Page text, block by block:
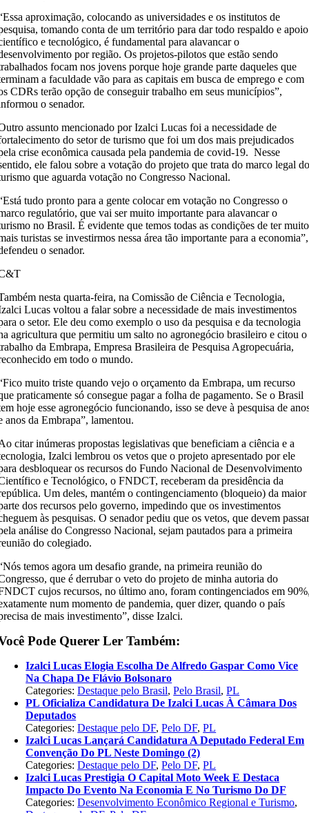
aproximação, colocando as universidades e os institutos de
tomando conta de um território para dar todo respaldo e apoio
e tecnológico, é fundamental para alavancar o
por região. Os projetos-pilotos que estão sendo
focam nos jovens porque hoje grande parte daqueles que
a faculdade vão para as capitais em busca de emprego e com
CDRs terão opção de conseguir trabalho em seus municípios”,
o senador.
assunto mencionado por Izalci Lucas foi a necessidade de
do setor de turismo que foi um dos mais prejudicados
crise econômica causada pela pandemia de covid-19. Nesse
ele falou sobre a votação do projeto que trata do marco legal
que aguarda votação no Congresso Nacional.
tudo pronto para a gente colocar em votação no Congresso o
regulatório, que vai ser muito importante para alavancar o
no Brasil. É evidente que temos todas as condições de ter muito
turistas se investirmos nessa área tão importante para a economia”,
o senador.
nesta quarta-feira, na Comissão de Ciência e Tecnologia,
Lucas voltou a falar sobre a necessidade de mais investimentos
o setor. Ele deu como exemplo o uso da pesquisa e da tecnologia
agricultura que permitiu um salto no agronegócio brasileiro e citou o
da Embrapa, Empresa Brasileira de Pesquisa Agropecuária,
em todo o mundo.
muito triste quando vejo o orçamento da Embrapa, um recurso
praticamente só consegue pagar a folha de pagamento. Se o Brasil
hoje esse agronegócio funcionando, isso se deve à pesquisa de
anos da Embrapa”, lamentou.
citar inúmeras propostas legislativas que beneficiam a ciência e a
Izalci lembrou os vetos que o projeto apresentado por ele
desbloquear os recursos do Fundo Nacional de Desenvolvimento
e Tecnológico, o FNDCT, receberam da presidência da
Um deles, mantém o contingenciamento (bloqueio) da maior
dos recursos pelo governo, impedindo que os investimentos
às pesquisas. O senador pediu que os vetos, que devem
análise do Congresso Nacional, sejam pautados para a primeira
do colegiado.
temos agora um desafio grande, na primeira reunião do
que é derrubar o veto do projeto de minha autoria do
cujos recursos, no último ano, foram contingenciados em
num momento de pandemia, quer dizer, quando o país
de mais investimento”, disse Izalci.
Pode Querer Ler Também:
Izalci Lucas Elogia Escolha De Alfredo Gaspar Como Vice
Na Chapa De Flávio Bolsonaro
Categories:Destaque pelo Brasil,Pelo Brasil,PL
PL Oficializa Candidatura De Izalci Lucas À Câmara Dos
Deputados
Categories:Destaque pelo DF,Pelo DF,PL
Izalci Lucas Lançará Candidatura A Deputado Federal Em
Convenção Do PL Neste Domingo (2)
Categories:Destaque pelo DF,Pelo DF,PL
Izalci Lucas Prestigia O Capital Moto Week E Destaca
Impacto Do Evento Na Economia E No Turismo Do DF
Categories:Desenvolvimento Econômico Regional e Turismo,